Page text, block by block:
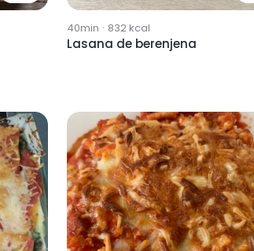
40min · 832kcal
Lasana de berenjena